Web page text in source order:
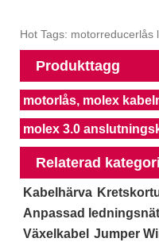
Hot Tags:
Produkttagg
motorlås, molex
molex 3.0
Relaterad kategori
Kabelhärva
Anpassad ledningsnät
Växelkabel Jumper